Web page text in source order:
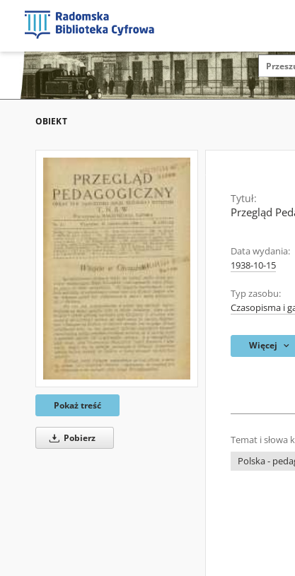
OBIEKT
Pokaż treść
Pobierz
Tytuł:
Przegląd
Data wydania:
1938-10-15
Typ zasobu:
Czasopisma i
Więcej
Temat i słowa
Polska -